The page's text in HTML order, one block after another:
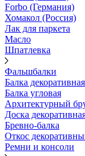
Forbo (Германия)
Хомакол (Россия)
Лак для паркета
Масло
Шпатлевка
Фальшбалки
Балка декоративная
Балка угловая
Архитектурный
Доска
Бревно-балка
Откос
Ремни и консоли